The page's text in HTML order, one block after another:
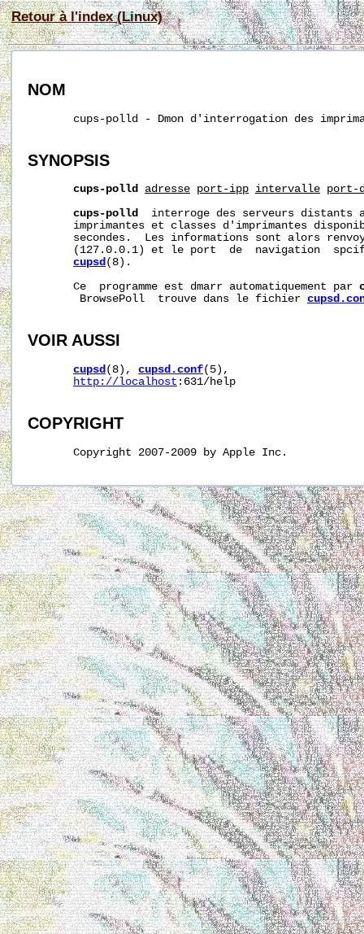
Retour à l'index (Linux)
NOM
cups-polld - Dmon d'interrogation des
SYNOPSIS
cups-polld adresse port-ipp intervalle port-
cups-polld
interroge des serveurs distants
imprimantes et classes d'imprimantes
secondes.  Les informations sont alors
(127.0.0.1) et le port  de  navigation
cupsd(8).
       Ce  programme est dmarr automatiquement par
        BrowsePoll  trouve dans le fichier
VOIR AUSSI
cupsd (8), cupsd.conf(5),
http://localhost :631/help
COPYRIGHT